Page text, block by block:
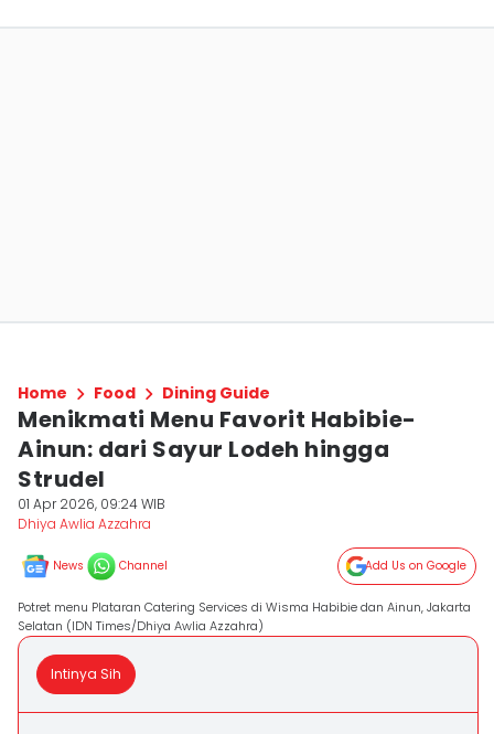
Home Food Dining Guide
Menikmati Menu Favorit Habibie-
Ainun: dari Sayur Lodeh hingga
Strudel
01 Apr 2026, 09:24 WIB
Dhiya Awlia Azzahra
News Channel Add Us on Google
Potret menu Plataran Catering Services di Wisma Habibie dan Ainun, Jakarta
Selatan (IDN Times/Dhiya Awlia Azzahra)
Intinya Sih